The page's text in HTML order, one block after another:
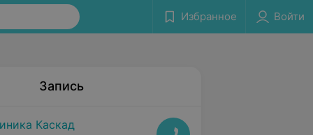
Избранное Войти
Запись
Каскад